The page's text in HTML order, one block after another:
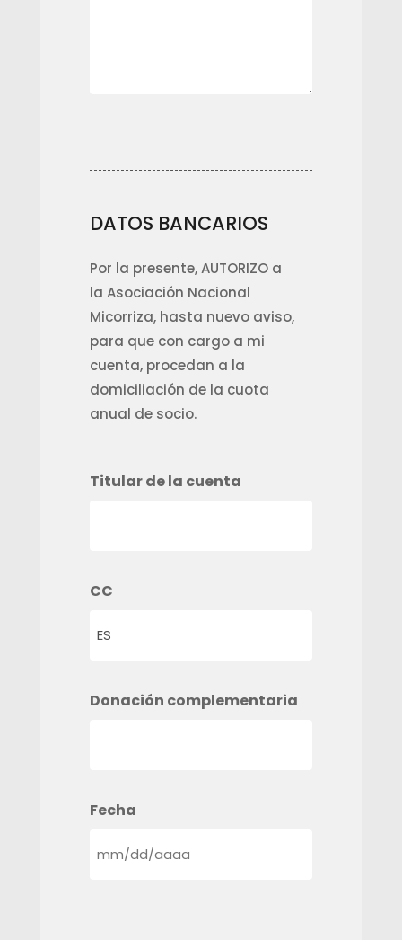
DATOS BANCARIOS
Por la presente, AUTORIZO a
la Asociación Nacional
Micorriza, hasta nuevo aviso,
para que con cargo a mi
cuenta, procedan a la
domiciliación de la cuota
anual de socio.
Titular de la cuenta
CC
Donación complementaria
Fecha
MM